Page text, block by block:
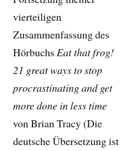
vierteiligen
Zusammenfassung des
HörbuchsEat that frog!
21 great ways to stop
procrastinating and get
more done in less time
von Brian Tracy (Die
deutsche Übersetzung ist